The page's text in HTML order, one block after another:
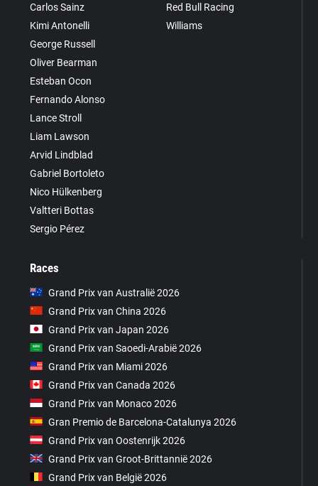
Carlos Sainz
Kimi Antonelli
George Russell
Oliver Bearman
Esteban Ocon
Fernando Alonso
Lance Stroll
Liam Lawson
Arvid Lindblad
Gabriel Bortoleto
Nico Hülkenberg
Valtteri Bottas
Sergio Pérez
Red Bull Racing
Williams
Races
Grand Prix van Australië 2026
Grand Prix van China 2026
Grand Prix van Japan 2026
Grand Prix van Saoedi-Arabië 2026
Grand Prix van Miami 2026
Grand Prix van Canada 2026
Grand Prix van Monaco 2026
Gran Premio de Barcelona-Catalunya 2026
Grand Prix van Oostenrijk 2026
Grand Prix van Groot-Brittannië 2026
Grand Prix van België 2026